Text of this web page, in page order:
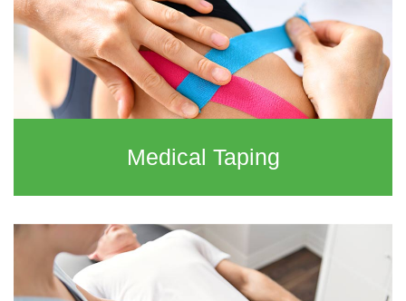
Medical Taping